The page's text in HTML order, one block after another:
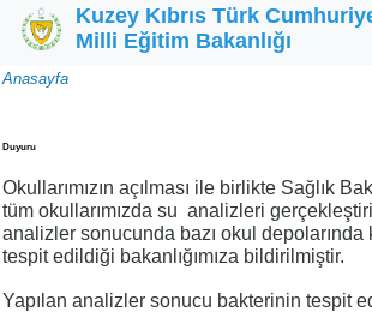
Ana içeriğe atla
Kuzey Kıbrıs Türk
Milli Eğitim Bakanlığı
Sayfa
Anasayfa
Duyuru
Okullarımızın açılması ile birlikte Sağlık
tüm okullarımızda su analizleri
analizler sonucunda bazı okul
tespit edildiği bakanlığımıza bildirilmiştir.
Yapılan analizler sonucu bakterinin tespit